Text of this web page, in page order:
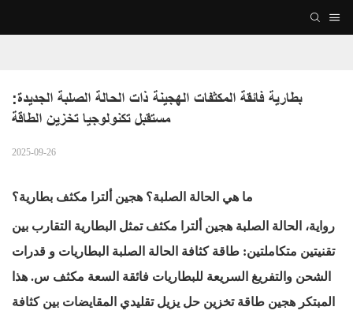
بطارية فائقة المكثفات الهجينة ذات الحالة الصلبة الجديدة:
مستقبل تكنولوجيا تخزين الطاقة
2025-09-26
ما هي الحالة الصلبة؟ هجين ألترا مكثف بطارية؟
رواية، الحالة الصلبة هجين ألترا مكثف تمثل البطارية التقارب بين
تقنيتين متكاملتين: طاقة كثافة الحالة الصلبة البطاريات و قدرات
الشحن والتفريغ السريعة للبطاريات فائقة السعة مكثف س. هذا
المبتكر هجين طاقة تخزين حل يزيل تقليدي المقايضات بين كثافة